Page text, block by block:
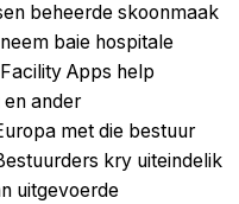
beheerde skoonmaak
baie hospitale
Apps help
ander
met die bestuur
kry uiteindelik
uitgevoerde